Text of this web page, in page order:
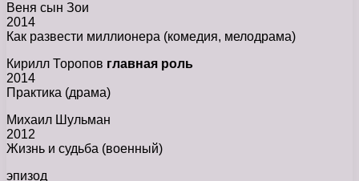
Веня сын Зои
2014
Как развести миллионера (комедия, мелодрама)
Кирилл Торопов главная роль
2014
Практика (драма)
Михаил Шульман
2012
Жизнь и судьба (военный)
эпизод